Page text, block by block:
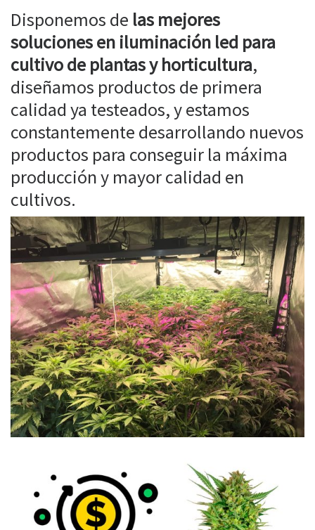
Disponemos de las mejores
soluciones en iluminación led para
cultivo de plantas y horticultura,
diseñamos productos de primera
calidad ya testeados, y estamos
constantemente desarrollando nuevos
productos para conseguir la máxima
producción y mayor calidad en
cultivos.